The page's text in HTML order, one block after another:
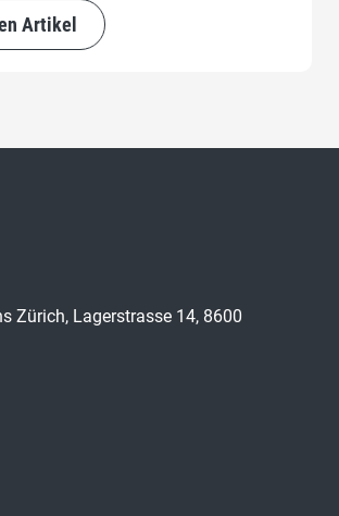
Artikel
Zürich, Lagerstrasse 14, 8600